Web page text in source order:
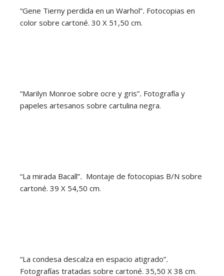
“Gene Tierny perdida en un Warhol”. Fotocopias en
color sobre cartoné. 30 X 51,50 cm.
“Marilyn Monroe sobre ocre y gris”. Fotografía y
papeles artesanos sobre cartulina negra.
“La mirada Bacall”. Montaje de fotocopias B/N sobre
cartoné. 39 X 54,50 cm.
“La condesa descalza en espacio atigrado”.
Fotografías tratadas sobre cartoné. 35,50 X 38 cm.